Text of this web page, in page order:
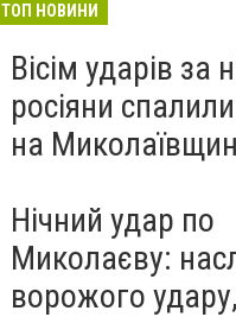
ТОП НОВИНИ
Вісім ударів за
росіяни
на
Нічний удар по
Миколаєву:
ворожого